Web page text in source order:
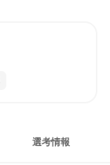
選考情報